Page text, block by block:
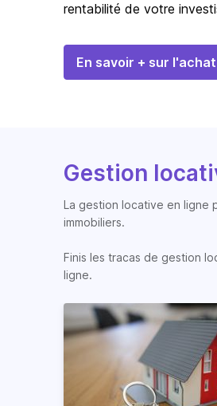
rentabilité de votre
En savoir + sur
Gestion
La gestion locative en ligne
immobiliers.
Finis les tracas de gestion
ligne.